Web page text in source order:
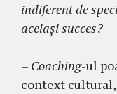
indiferent de
același succes?
– Coaching-ul
context